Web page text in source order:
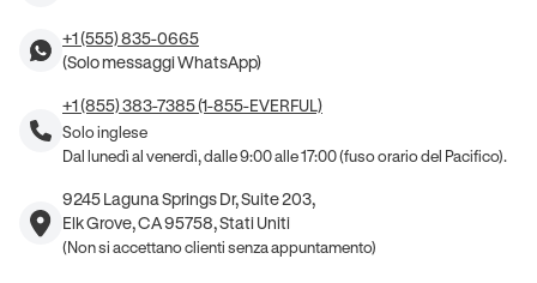
+1 (555) 835-0665
(Solo messaggi WhatsApp)
+1 (855) 383-7385 (1-855-EVERFUL)
Solo inglese
Dal lunedì al venerdì, dalle 9:00 alle 17:00 (fuso orario del Pacifico).
9245 Laguna Springs Dr, Suite 203,
Elk Grove, CA 95758, Stati Uniti
(Non si accettano clienti senza appuntamento)